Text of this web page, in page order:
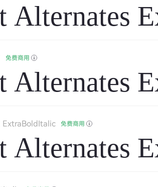
Alternates
免费商用
Alternates
免费商用
Alternates